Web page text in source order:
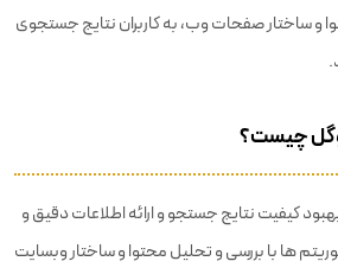
و ساختار صفحات وب، به کاربران نتایج جستجوی
چیست؟
کیفیت نتایج جستجو و ارائه اطلاعات دقیق و
ها با بررسی و تحلیل محتوا و ساختار وبسایت